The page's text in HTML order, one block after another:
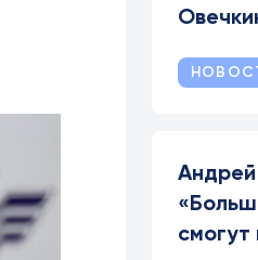
смогут